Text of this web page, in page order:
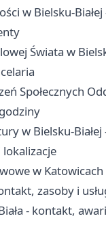
w Bielsku-
Świata w
Społecznych
w Bielsku-
lokalizacje
w Katowicach
zasoby i
- kontakt,